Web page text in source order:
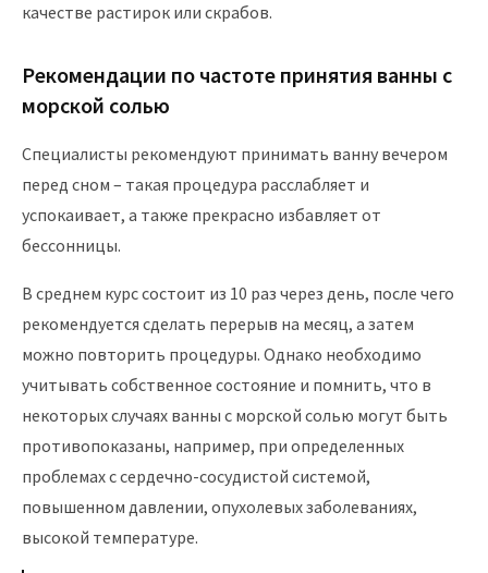
качестве растирок или скрабов.
Рекомендации по частоте принятия ванны с
морской солью
Специалисты рекомендуют принимать ванну вечером
перед сном – такая процедура расслабляет и
успокаивает, а также прекрасно избавляет от
бессонницы.
В среднем курс состоит из 10 раз через день, после чего
рекомендуется сделать перерыв на месяц, а затем
можно повторить процедуры. Однако необходимо
учитывать собственное состояние и помнить, что в
некоторых случаях ванны с морской солью могут быть
противопоказаны, например, при определенных
проблемах с сердечно-сосудистой системой,
повышенном давлении, опухолевых заболеваниях,
высокой температуре.